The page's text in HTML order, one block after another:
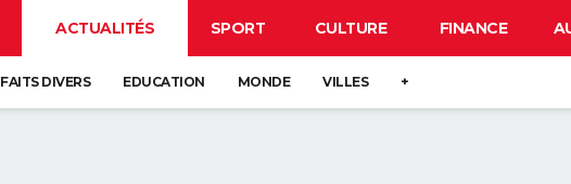
ACTUALITÉS SPORT CULTURE FINANCE
FAITS DIVERS EDUCATION MONDE VILLES +